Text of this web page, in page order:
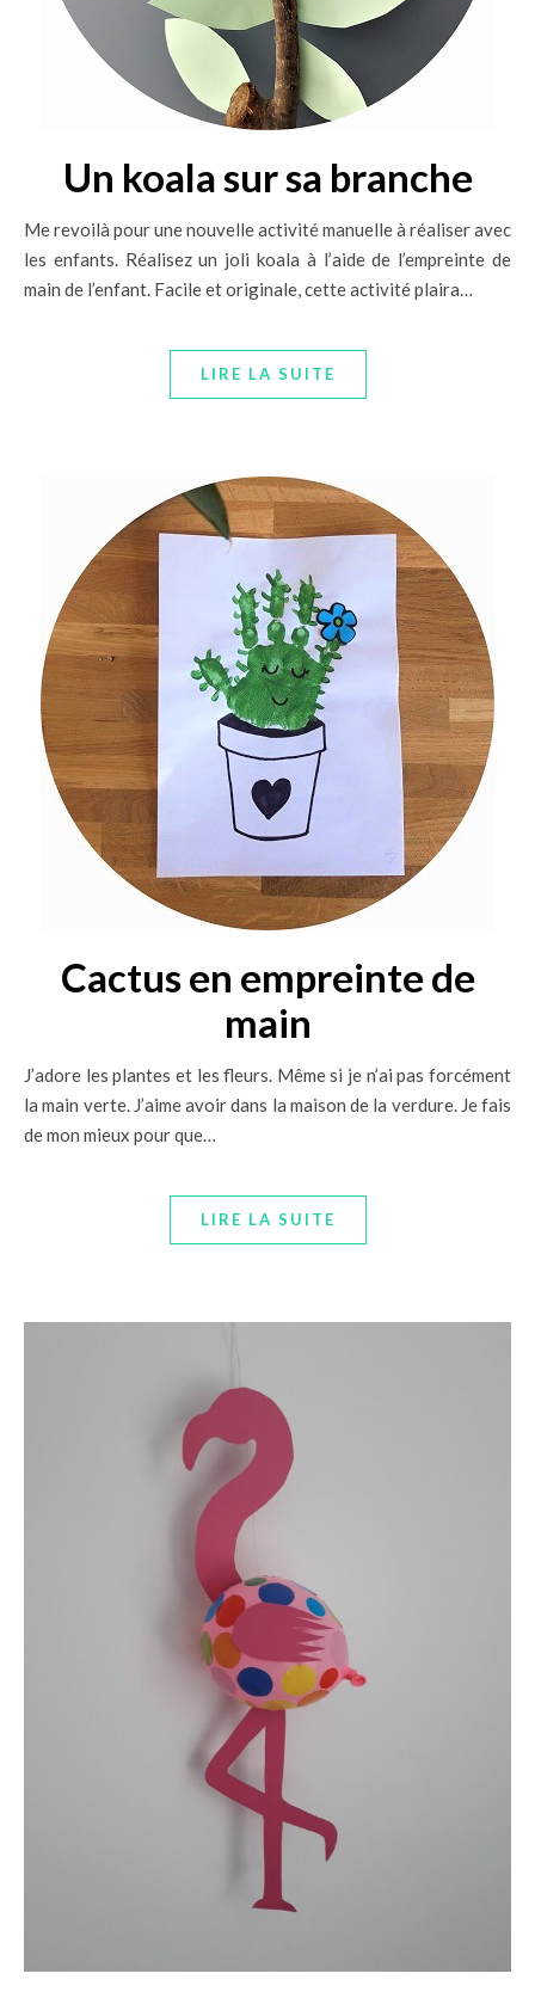
Un koala sur sa branche
Me revoilà pour une nouvelle activité manuelle à réaliser avec
les enfants. Réalisez un joli koala à l’aide de l’empreinte de
main de l’enfant. Facile et originale, cette activité plaira…
LIRE LA SUITE
Cactus en empreinte de
main
J’adore les plantes et les fleurs. Même si je n’ai pas forcément
la main verte. J’aime avoir dans la maison de la verdure. Je fais
de mon mieux pour que…
LIRE LA SUITE